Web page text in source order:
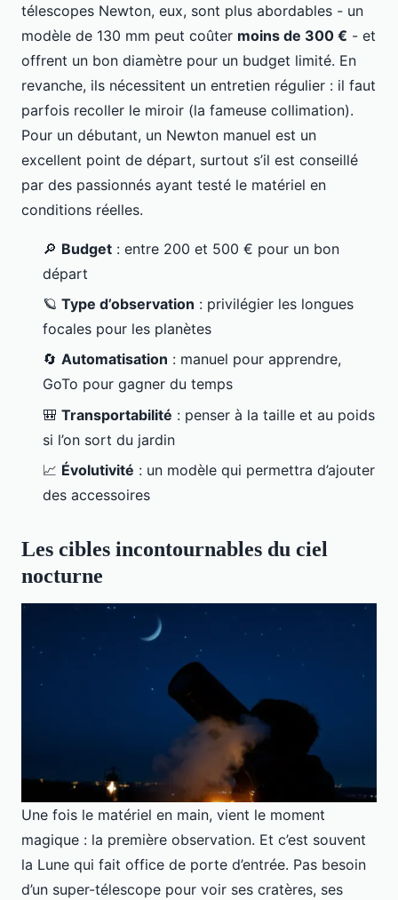
télescopes Newton, eux, sont plus abordables - un
modèle de 130 mm peut coûter moins de 300 € - et
offrent un bon diamètre pour un budget limité. En
revanche, ils nécessitent un entretien régulier : il faut
parfois recoller le miroir (la fameuse collimation).
Pour un débutant, un Newton manuel est un
excellent point de départ, surtout s’il est conseillé
par des passionnés ayant testé le matériel en
conditions réelles.
🔎 Budget : entre 200 et 500 € pour un bon
départ
🪐 Type d’observation : privilégier les longues
focales pour les planètes
🔄 Automatisation : manuel pour apprendre,
GoTo pour gagner du temps
🎒 Transportabilité : penser à la taille et au poids
si l’on sort du jardin
📈 Évolutivité : un modèle qui permettra d’ajouter
des accessoires
Les cibles incontournables du ciel
nocturne
Une fois le matériel en main, vient le moment
magique : la première observation. Et c’est souvent
la Lune qui fait office de porte d’entrée. Pas besoin
d’un super-télescope pour voir ses cratères, ses